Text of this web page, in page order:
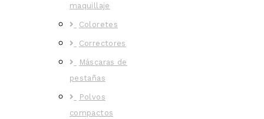
maquillaje
Coloretes
Correctores
Máscaras de
pestañas
Polvos
compactos